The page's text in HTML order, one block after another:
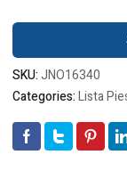
SKU:JNO16340
Categories:Lista